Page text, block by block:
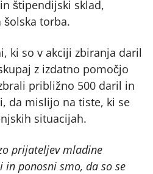
štipendijski sklad,
torba.
ki so v akciji zbiranja daril
z izdatno pomočjo
približno 500 daril in
da mislijo na tiste, ki se
situacijah.
prijateljev mladine
ponosni smo, da so se